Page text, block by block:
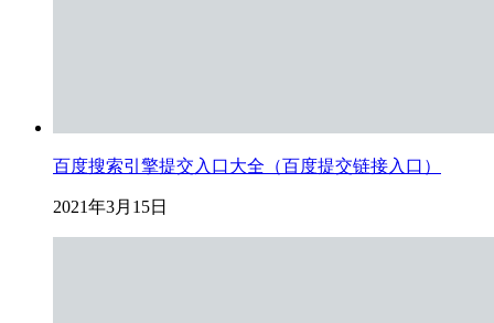
百度搜索引擎提交入口大全（百度提交链接入口）
2021年3月15日